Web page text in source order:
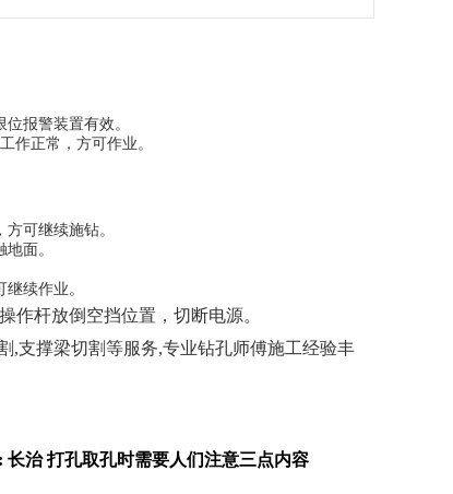
报警装置有效。
作正常，方可作业。
可继续施钻。
面。
续作业。
杆放倒空挡位置，切断电源。
,支撑梁切割等服务,专业钻孔师傅施工经验丰
长治 打孔取孔时需要人们注意三点内容